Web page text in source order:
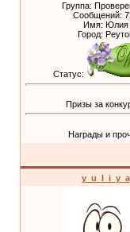
Группа:
Сообщений:
Имя: Юлия
Город:
Статус:
Призы за
Награды и
y_u_l_i_y_a